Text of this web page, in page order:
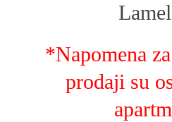
*Napomena
prodaji su